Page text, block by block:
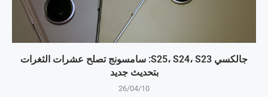
جالكسي S25، S24، S23: سامسونج تصلح عشرات الثغرات
بتحديث جديد
26/04/10